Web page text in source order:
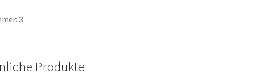
3
Produkte